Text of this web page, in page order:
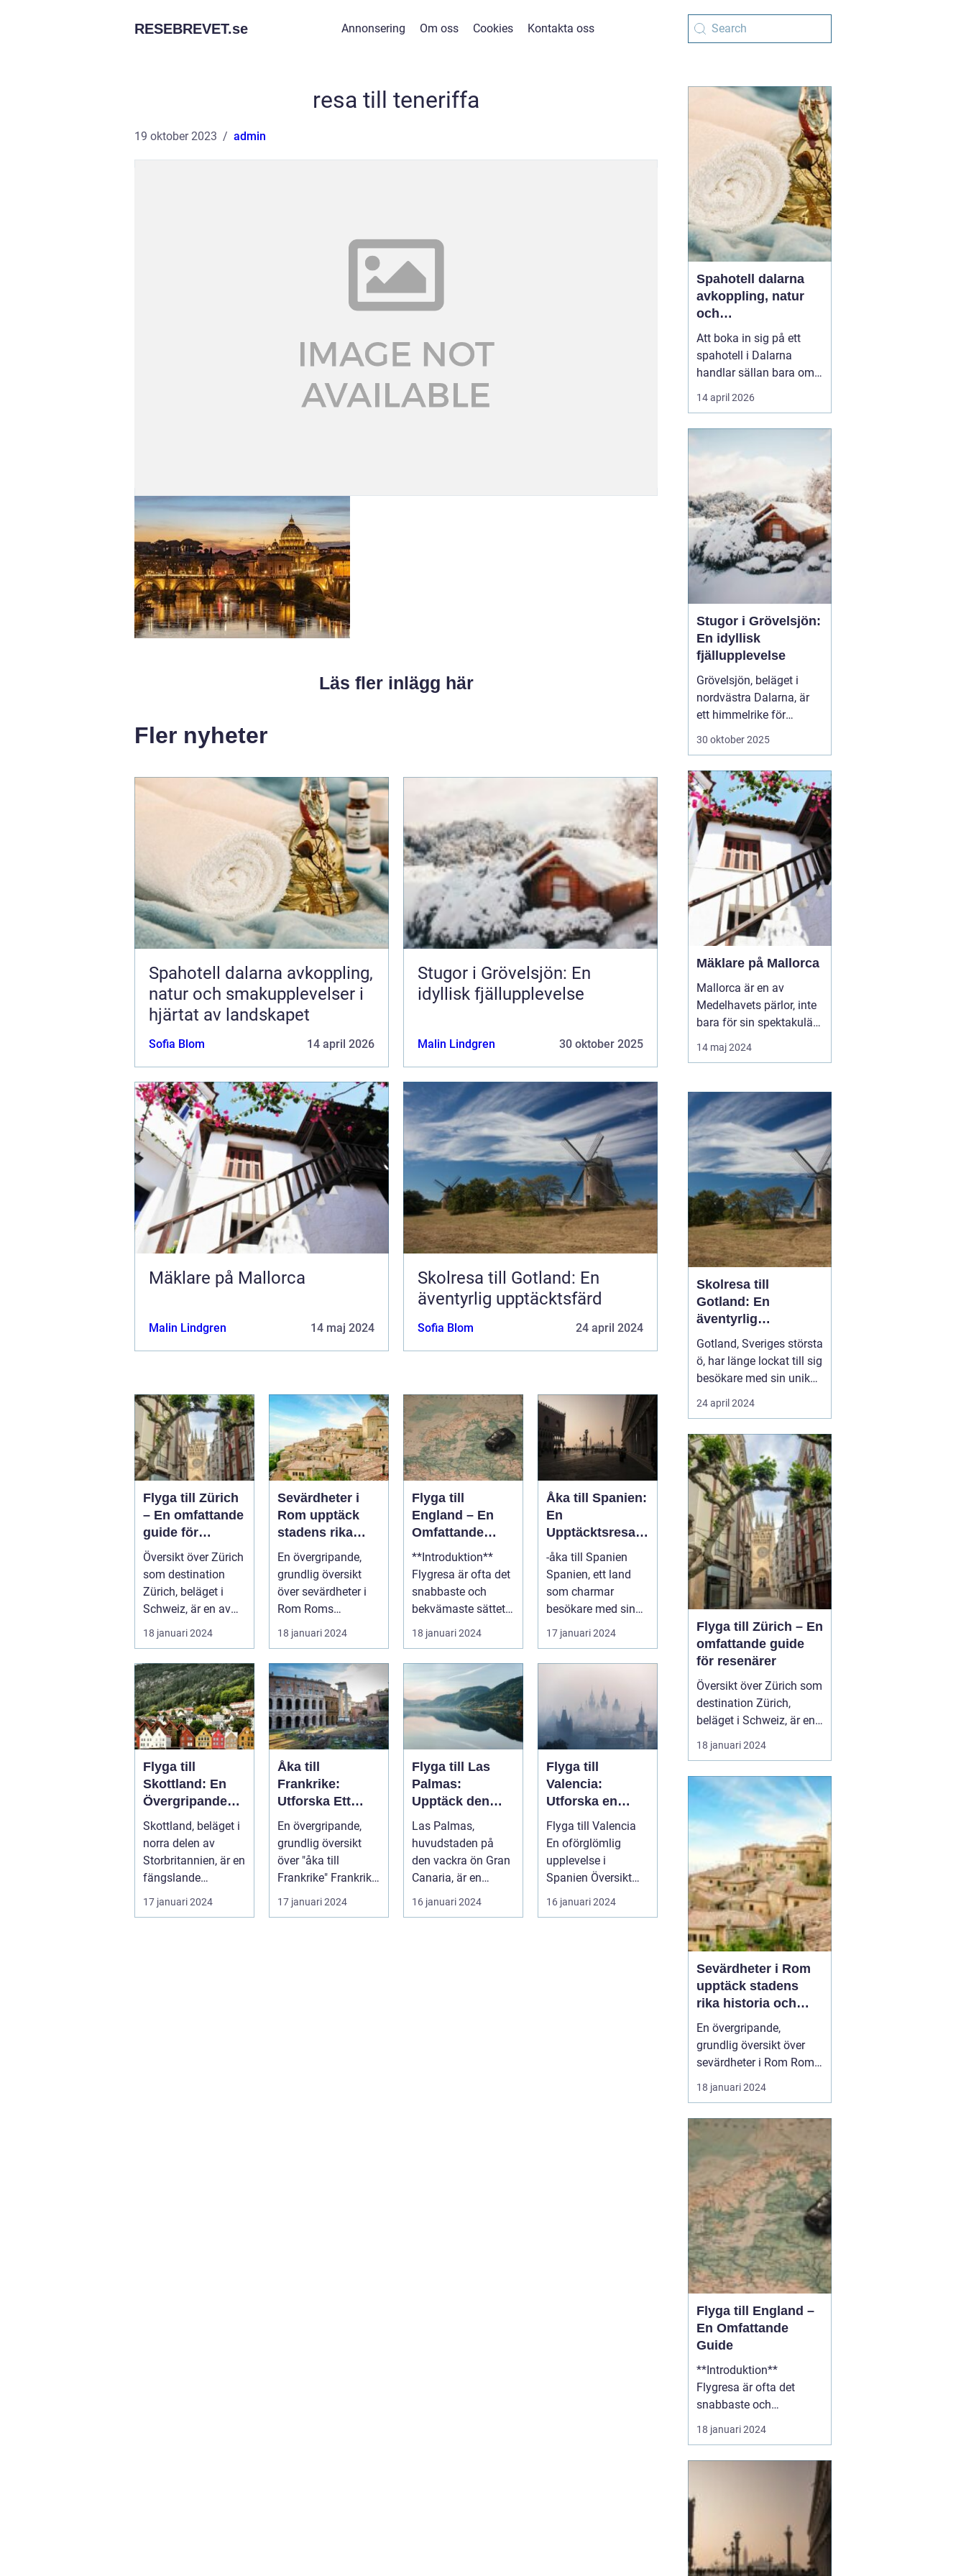
RESEBREVET.se Annonsering Om oss Cookies Kontakta oss
resa till teneriffa
19 oktober 2023 admin
Läs fler inlägg här
Fler nyheter
Spahotell dalarna avkoppling,
natur och smakupplevelser i
hjärtat av landskapet
Sofia Blom 14 april 2026
Stugor i Grövelsjön: En
idyllisk fjällupplevelse
Malin Lindgren 30 oktober 2025
Mäklare på Mallorca
Malin Lindgren 14 maj 2024
Skolresa till Gotland: En
äventyrlig upptäcktsfärd
Sofia Blom 24 april 2024
Flyga till Zürich
– En omfattande
guide för
resenärer
Översikt över Zürich
som destination
Zürich, beläget i
Schweiz, är en av
Europas mest
populära dest...
18 januari 2024
Sevärdheter i
Rom upptäck
stadens rika
historia och
kulturella
skatter
En övergripande,
grundlig översikt
över sevärdheter i
Rom Roms
sevärdheter är känt
över hela världe...
18 januari 2024
Flyga till
England – En
Omfattande
Guide
**Introduktion**
Flygresa är ofta det
snabbaste och
bekvämaste sättet
att resa till England
från ol...
18 januari 2024
Åka till Spanien:
En
Upptäcktsresa i
det Soliga
Landet
-åka till Spanien
Spanien, ett land
som charmar
besökare med sin
varierande kultur,
vackra stränder...
17 januari 2024
Flyga till
Skottland: En
Övergripande
Översikt
Skottland, beläget i
norra delen av
Storbritannien, är en
fängslande
destination för
turister världe...
17 januari 2024
Åka till
Frankrike:
Utforska Ett
Land Fyllt Med
Kultur och
Skönhet
En övergripande,
grundlig översikt
över "åka till
Frankrike" Frankrike,
känt för sin rika
historia,...
17 januari 2024
Flyga till Las
Palmas:
Upptäck den
fantastiska ön
Gran Canaria
Las Palmas,
huvudstaden på
den vackra ön Gran
Canaria, är en
populär
resedestination för
16 januari 2024
Flyga till
Valencia:
Utforska en
spännande
destination
Flyga till Valencia
En oförglömlig
upplevelse i
Spanien Översikt
över "flyga till
16 januari 2024
Spahotell dalarna
avkoppling, natur
och
smakupplevelser i
hjärtat av
landskapet
Att boka in sig på ett
spahotell i Dalarna
handlar sällan bara om
ett varmt bad och en
skön massage. För
tillbaka till lugnet och
samtidigt njuta av mat,
natur och kultur i en av
Sveriges mest
stämnings...
14 april 2026
Stugor i Grövelsjön:
En idyllisk
fjällupplevelse
Grövelsjön, beläget i
nordvästra Dalarna, är
ett himmelrike för
friluftsälskare och
spektakulära fjällmiljö
och rikliga utbud av
aktivite...
30 oktober 2025
Mäklare på Mallorca
Mallorca är en av
Medelhavets pärlor, inte
bara för sin spektakulära
natur och vackra
stränder, utan också för
möjligheter när det gäller
fastighetsinvesteringar.
Allt fler uppt...
14 maj 2024
Skolresa till
Gotland: En
äventyrlig
upptäcktsfärd
Gotland, Sveriges största
ö, har länge lockat till sig
besökare med sin unika
charm och historia. Från
raukar och långa
ruiner och en levande
kulturhistoria, erbjuder
Gotland en mångf...
24 april 2024
Flyga till Zürich – En
omfattande guide
för resenärer
Översikt över Zürich som
destination Zürich,
beläget i Schweiz, är en
av Europas mest
populära destinationer
världen. Den här artikeln
ger en grundlig översikt
av möjligheterna att
flyga till Zürich, inklusive
olika flygtyper...
18 januari 2024
Sevärdheter i Rom
upptäck stadens
rika historia och
kulturella skatter
En övergripande,
grundlig översikt över
sevärdheter i Rom Roms
sevärdheter är känt över
hela världen och staden
skattkista av både
historia och kultur. Det är
en stad där moderna
byggnader står sida vid
sida med antika
ruinerna...
18 januari 2024
Flyga till England –
En Omfattande
Guide
**Introduktion**
Flygresa är ofta det
snabbaste och
bekvämaste sättet att
resa till England från
flygplatser och flygbolag
att välja mellan erbjuder
en flygresa till England
fantastiska möjligheter
att ...
18 januari 2024